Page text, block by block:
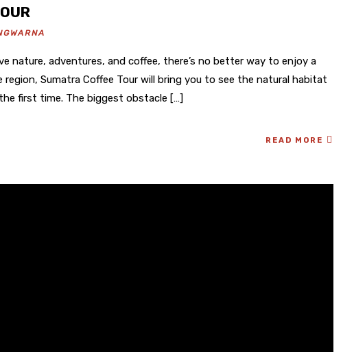
nature, adventures, and coffee, there’s no better way to enjoy a
Sumatra Coffee Tour will bring you to see the natural habitat
first time. The biggest obstacle […]
READ MORE